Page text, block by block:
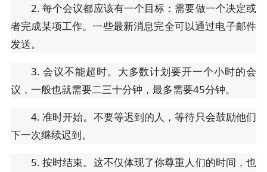
2. 每个会议都应该有一个目标：需要做一个决定或
者完成某项工作。一些最新消息完全可以通过电子邮件
发送。
3. 会议不能超时。大多数计划要开一个小时的会
议，一般也就需要二三十分钟，最多需要45分钟。
4. 准时开始。不要等迟到的人，等待只会鼓励他们
下一次继续迟到。
5. 按时结束。这不仅体现了你尊重人们的时间，也